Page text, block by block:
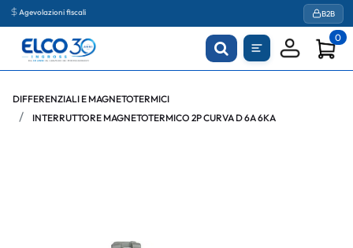
Agevolazioni fiscali B2B
0
DIFFERENZIALI E MAGNETOTERMICI
INTERRUTTORE MAGNETOTERMICO 2P CURVA D 6A 6KA